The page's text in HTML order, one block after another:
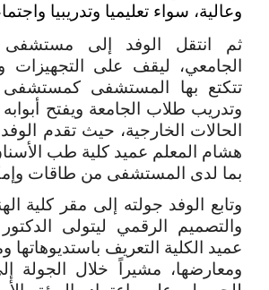
وعالية، سواء تعليميا وتدريبيا
ثم انتقل الوفد إلى
الجامعي، ليقف على التجهيزات
تتكتع بها المستشفى كمستشفى
وتدريب طلاب الجامعة ويفتح
الحالات الخارجية، حيث تقدم الوفد
هشام المعلم عميد كلية طب
بما لدى المستشفى من طاقات
وتابع الوفد جولته إلى مقر كلية
والتصميم الرقمي ليتولى
عميد الكلية التعريف باستديوهاتها
ومعارضها، مشيراً خلال الجولة